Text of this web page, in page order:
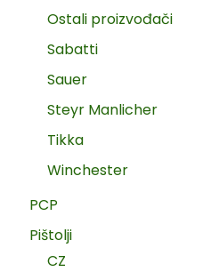
Ostali proizvođači
Sabatti
Sauer
Steyr Manlicher
Tikka
Winchester
PCP
Pištolji
CZ